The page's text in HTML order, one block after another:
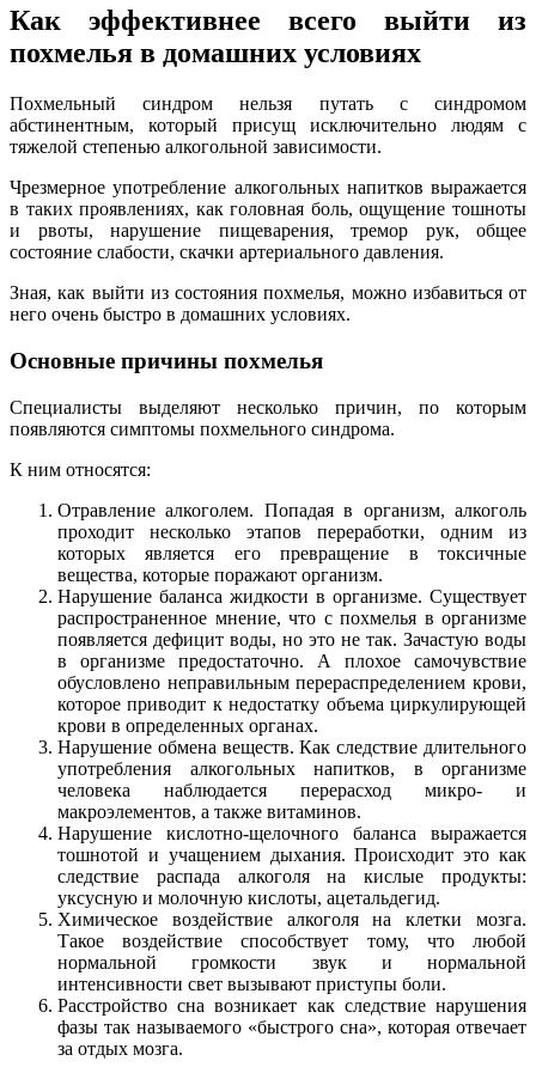
Как эффективнее всего выйти из
похмелья в домашних условиях
Похмельный синдром нельзя путать с синдромом
абстинентным, который присущ исключительно людям с
тяжелой степенью алкогольной зависимости.
Чрезмерное употребление алкогольных напитков выражается
в таких проявлениях, как головная боль, ощущение тошноты
и рвоты, нарушение пищеварения, тремор рук, общее
состояние слабости, скачки артериального давления.
Зная, как выйти из состояния похмелья, можно избавиться от
него очень быстро в домашних условиях.
Основные причины похмелья
Специалисты выделяют несколько причин, по которым
появляются симптомы похмельного синдрома.
К ним относятся:
Отравление алкоголем. Попадая в организм, алкоголь
проходит несколько этапов переработки, одним из
которых является его превращение в токсичные
вещества, которые поражают организм.
Нарушение баланса жидкости в организме. Существует
распространенное мнение, что с похмелья в организме
появляется дефицит воды, но это не так. Зачастую воды
в организме предостаточно. А плохое самочувствие
обусловлено неправильным перераспределением крови,
которое приводит к недостатку объема циркулирующей
крови в определенных органах.
Нарушение обмена веществ. Как следствие длительного
употребления алкогольных напитков, в организме
человека наблюдается перерасход микро- и
макроэлементов, а также витаминов.
Нарушение кислотно-щелочного баланса выражается
тошнотой и учащением дыхания. Происходит это как
следствие распада алкоголя на кислые продукты:
уксусную и молочную кислоты, ацетальдегид.
Химическое воздействие алкоголя на клетки мозга.
Такое воздействие способствует тому, что любой
нормальной громкости звук и нормальной
интенсивности свет вызывают приступы боли.
Расстройство сна возникает как следствие нарушения
фазы так называемого «быстрого сна», которая отвечает
за отдых мозга.